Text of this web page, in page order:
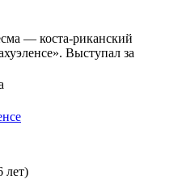
— коста-риканский
Выступал за
лет)